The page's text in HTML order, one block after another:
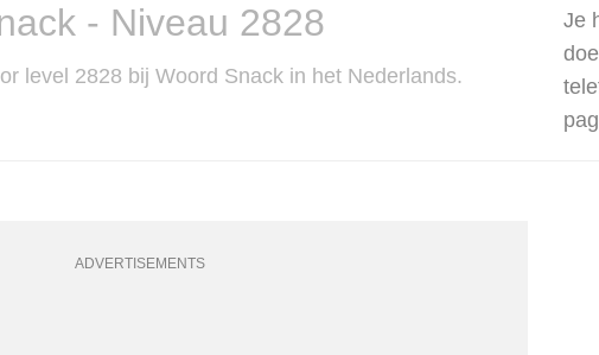
- Niveau 2828
level 2828 bij Woord Snack in het Nederlands.
Je
ADVERTISEMENTS